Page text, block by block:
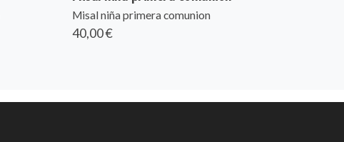
Misal niña primera comunion
40,00 €